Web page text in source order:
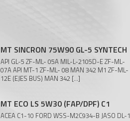
MT SINCRON 75W90 GL-5 SYNTECH
API GL-5 ZF-ML- 05A MIL-L-2105D-E ZF-ML-
07A API MT-1 ZF-ML- 08 MAN 342 M1 ZF-ML-
12E (EJES BUS) MAN 342 [...]
MT ECO LS 5W30 (FAP/DPF) C1
ACEA C1-10 FORD WSS-M2C934-B JASO DL-1